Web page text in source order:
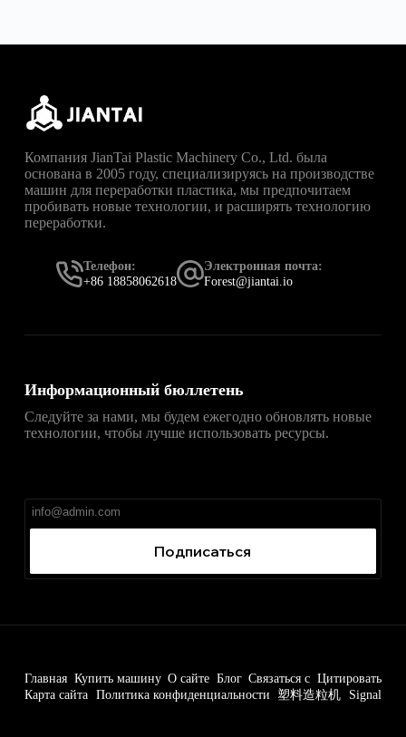
Компания JianTai Plastic Machinery Co., Ltd. была
основана в 2005 году, специализируясь на производстве
машин для переработки пластика, мы предпочитаем
пробивать новые технологии, и расширять технологию
переработки.
Телефон:
+86 18858062618
Электронная почта:
Forest@jiantai.io
Информационный бюллетень
Следуйте за нами, мы будем ежегодно обновлять новые
технологии, чтобы лучше использовать ресурсы.
Подписаться
Главная Купить машину О сайте Блог Связаться с Цитировать
Карта сайта Политика конфиденциальности 塑料造粒机 Signal